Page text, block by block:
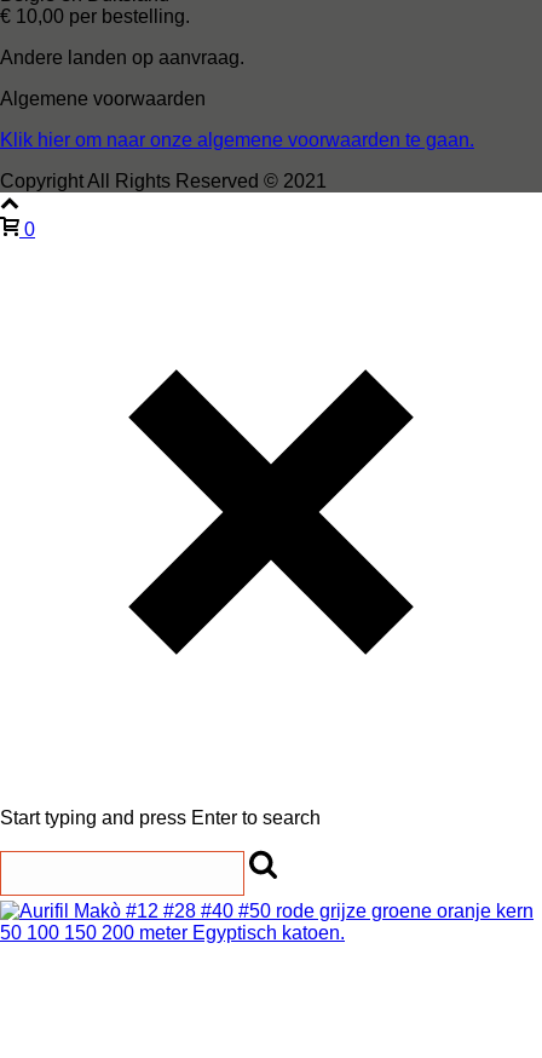
€ 10,00 per bestelling.
Andere landen op aanvraag.
Algemene voorwaarden
Klik hier om naar onze algemene voorwaarden te gaan.
Copyright All Rights Reserved © 2021
0
Start typing and press Enter to search